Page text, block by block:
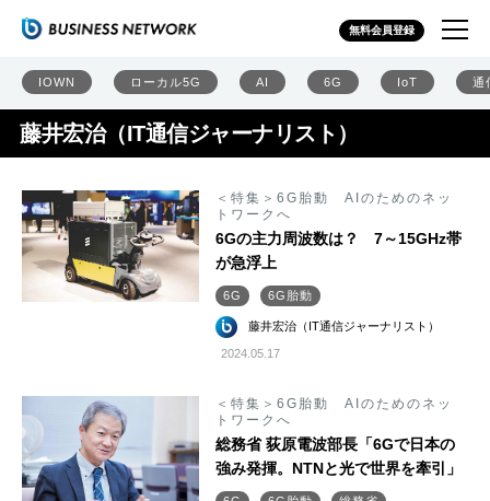
無料会員登録
IOWN ローカル5G AI 6G IoT 通
藤井宏治（IT通信ジャーナリスト）
＜特集＞6G胎動 AIのためのネッ
トワークへ
6Gの主力周波数は？ 7～15GHz帯
が急浮上
6G 6G胎動
藤井宏治（IT通信ジャーナリスト）
2024.05.17
＜特集＞6G胎動 AIのためのネッ
トワークへ
総務省 荻原電波部長「6Gで日本の
強み発揮。NTNと光で世界を牽引」